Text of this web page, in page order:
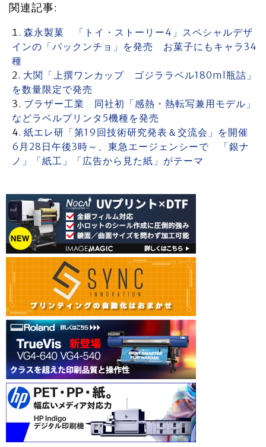
関連記事:
森永製菓 「トイ・ストーリー4」スペシャルデザ
インの「パックンチョ」を発売 お菓子にもキャラ34
種
大関「上撰ワンカップ ゴジララベル180ml瓶詰」
を数量限定で発売
ブラザー工業 同社初「感熱・熱転写兼用モデル」
などラベルプリンタ5機種を発売
紙エレ研「第19回技術研究発表＆交流会」を開催
6月28日午後3時～、東急エージェンシーで 「銀ナ
ノ」「紙工」「広告から見た紙」がテーマ